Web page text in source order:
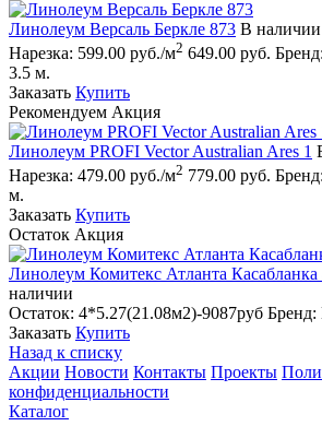
Линолеум Версаль Беркле 873 В наличии
Нарезка: 599.00 руб./м2 649.00 руб. Бренд:
3.5 м.
Заказать Купить
Рекомендуем Акция
Линолеум PROFI Vector Australian Ares 1
Нарезка: 479.00 руб./м2 779.00 руб. Бренд:
м.
Заказать Купить
Остаток Акция
Линолеум Комитекс Атланта Касабланка
наличии
Остаток: 4*5.27(21.08м2)-9087руб Бренд:
Заказать Купить
Назад к списку
Акции Новости Контакты Проекты
конфиденциальности
Каталог